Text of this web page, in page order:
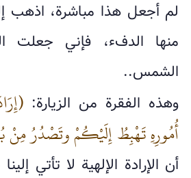
لم أجعل هذا مباشرة، اذهب
منها الدفء، فإني جعلت
الشمس..
وهذه الفقرة من الزيارة:
أُمُورِهِ تَهْبِطُ إِلَيْكُمْ وتَصْدُرُ
أن الإرادة الإلهية لا تأتي